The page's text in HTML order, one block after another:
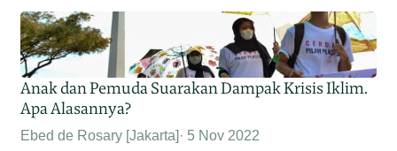
Anak dan Pemuda Suarakan Dampak Krisis Iklim.
Apa Alasannya?
Ebed de Rosary [Jakarta] 5 Nov 2022